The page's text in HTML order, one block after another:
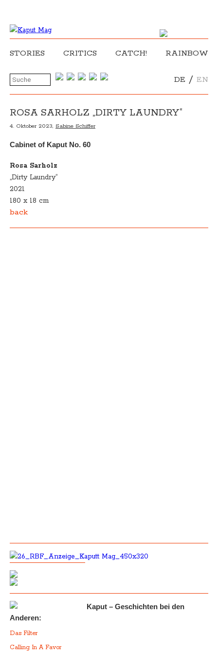
STORIES CRITICS CATCH! RAINBOW
DE / EN
ROSA SARHOLZ „DIRTY LAUNDRY“
4. Oktober 2023, Sabine Schiffer
Cabinet of Kaput No. 60
Rosa Sarholz
„Dirty Laundry“
2021
180 x 18 cm
back
Kaput – Geschichten bei den
Anderen:
Das Filter
Calling In A Favor